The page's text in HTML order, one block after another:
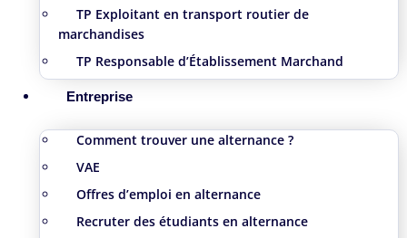
TP Exploitant en transport routier de
marchandises
TP Responsable d’Établissement Marchand
Entreprise
Comment trouver une alternance ?
VAE
Offres d’emploi en alternance
Recruter des étudiants en alternance